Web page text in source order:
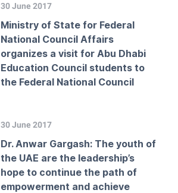
30 June 2017
Ministry of State for Federal
National Council Affairs
organizes a visit for Abu Dhabi
Education Council students to
the Federal National Council
30 June 2017
Dr. Anwar Gargash: The youth of
the UAE are the leadership’s
hope to continue the path of
empowerment and achieve